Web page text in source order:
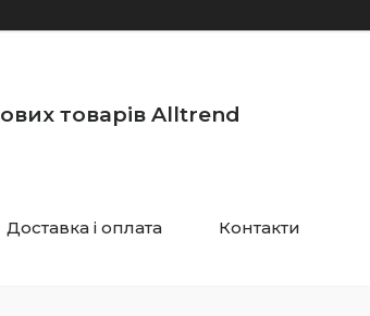
товарів Alltrend
Доставка і оплата Контакти